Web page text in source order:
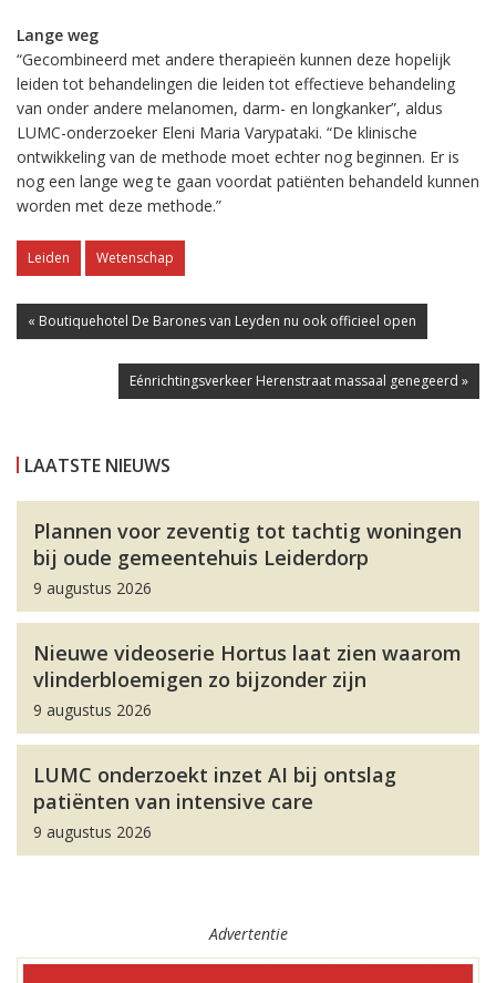
Lange weg
“Gecombineerd met andere therapieën kunnen deze hopelijk
leiden tot behandelingen die leiden tot effectieve behandeling
van onder andere melanomen, darm- en longkanker”, aldus
LUMC-onderzoeker Eleni Maria Varypataki. “De klinische
ontwikkeling van de methode moet echter nog beginnen. Er is
nog een lange weg te gaan voordat patiënten behandeld kunnen
worden met deze methode.”
Leiden Wetenschap
« Boutiquehotel De Barones van Leyden nu ook officieel open
Eénrichtingsverkeer Herenstraat massaal genegeerd »
LAATSTE NIEUWS
Plannen voor zeventig tot tachtig woningen
bij oude gemeentehuis Leiderdorp
9 augustus 2026
Nieuwe videoserie Hortus laat zien waarom
vlinderbloemigen zo bijzonder zijn
9 augustus 2026
LUMC onderzoekt inzet AI bij ontslag
patiënten van intensive care
9 augustus 2026
Advertentie